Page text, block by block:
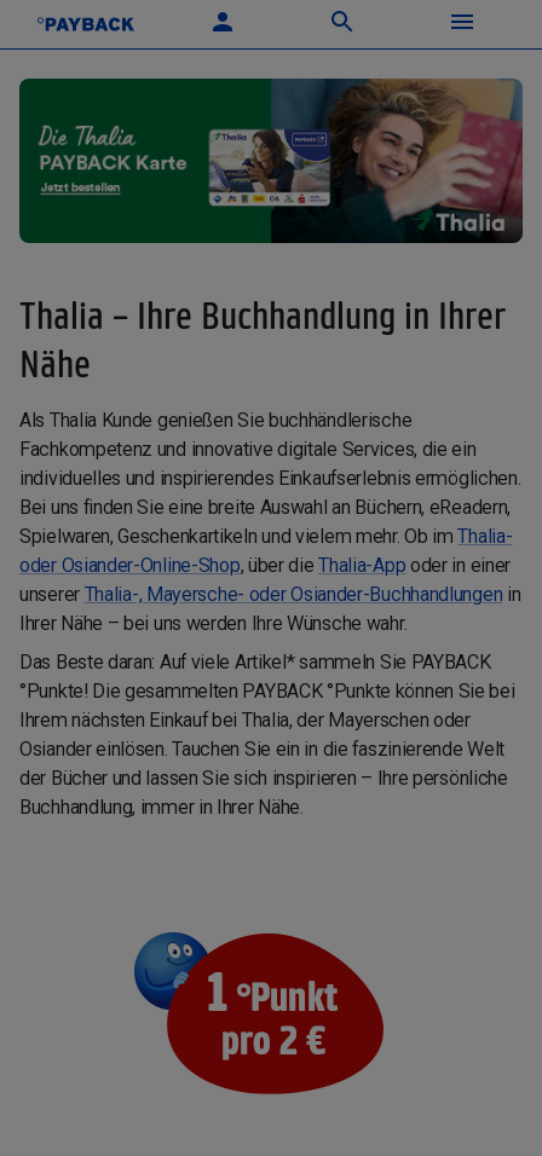
Thalia – Ihre Buchhandlung in Ihrer
Nähe
Als Thalia Kunde genießen Sie buchhändlerische
Fachkompetenz und innovative digitale Services, die ein
individuelles und inspirierendes Einkaufserlebnis ermöglichen.
Bei uns finden Sie eine breite Auswahl an Büchern, eReadern,
Spielwaren, Geschenkartikeln und vielem mehr. Ob imThalia-
oder Osiander-Online-Shop, über dieThalia-App oder in einer
unserer Thalia-, Mayersche- oder Osiander-Buchhandlungen in
Ihrer Nähe – bei uns werden Ihre Wünsche wahr.
Das Beste daran: Auf viele Artikel* sammeln Sie PAYBACK
°Punkte! Die gesammelten PAYBACK °Punkte können Sie bei
Ihrem nächsten Einkauf bei Thalia, der Mayerschen oder
Osiander einlösen. Tauchen Sie ein in die faszinierende Welt
der Bücher und lassen Sie sich inspirieren – Ihre persönliche
Buchhandlung, immer in Ihrer Nähe.